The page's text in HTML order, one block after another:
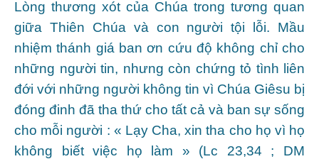
Lòng thương xót của Chúa trong tương quan
giữa Thiên Chúa và con người tội lỗi. Mầu
nhiệm thánh giá ban ơn cứu độ không chỉ cho
những người tin, nhưng còn chứng tỏ tình liên
đới với những người không tin vì Chúa Giêsu bị
đóng đinh đã tha thứ cho tất cả và ban sự sống
cho mỗi người : « Lạy Cha, xin tha cho họ vì họ
không biết việc họ làm » (Lc 23,34 ; DM